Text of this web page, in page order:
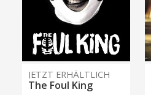
JETZT ERHÄLTLICH
The Foul King